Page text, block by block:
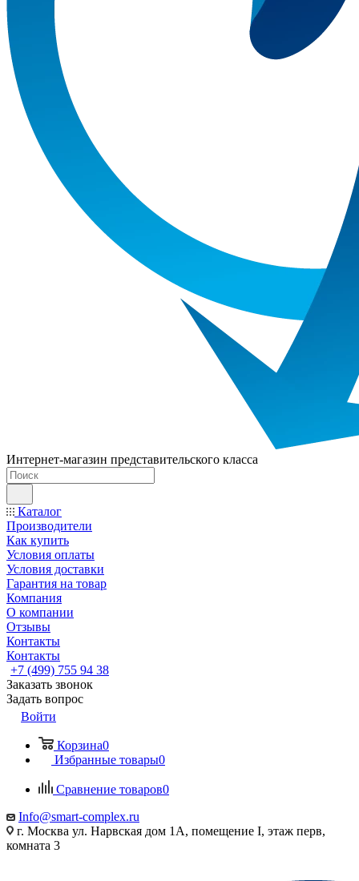
Интернет-магазин представительского класса
Каталог
Производители
Как купить
Условия оплаты
Условия доставки
Гарантия на товар
Компания
О компании
Отзывы
Контакты
Контакты
+7 (499) 755 94 38
Заказать звонок
Задать вопрос
Войти
Корзина0
Избранные товары0
Сравнение товаров0
Info@smart-complex.ru
г. Москва ул. Нарвская дом 1А, помещение I, этаж перв,
комната 3